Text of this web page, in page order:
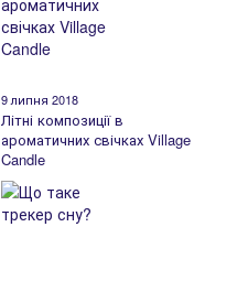
9 липня 2018
Літні композиції в
ароматичних свічках Village
Candle